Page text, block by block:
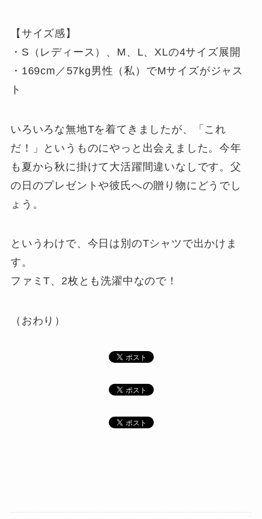
【サイズ感】
・S（レディース）、M、L、XLの4サイズ展開
・169cm／57kg男性（私）でMサイズがジャス
ト
いろいろな無地Tを着てきましたが、「これ
だ！」というものにやっと出会えました。今年
も夏から秋に掛けて大活躍間違いなしです。父
の日のプレゼントや彼氏への贈り物にどうでし
ょう。
というわけで、今日は別のTシャツで出かけま
す。
ファミT、2枚とも洗濯中なので！
（おわり）